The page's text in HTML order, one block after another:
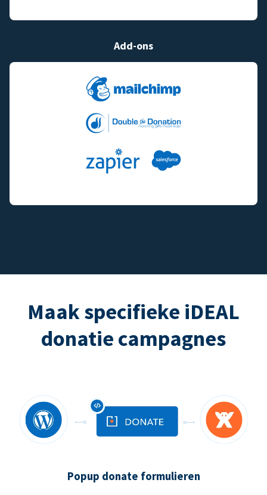
Add-ons
Maak specifieke iDEAL
donatie campagnes
Popup donate formulieren